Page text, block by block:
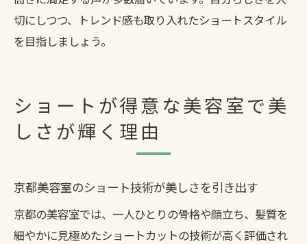
切にしつつ、トレンド感も取り入れたショートスタイル
を目指しましょう。
ショートが得意な美容室で美
しさが輝く理由
京都美容室のショート技術が美しさを引き出す
京都の美容室では、一人ひとりの骨格や顔立ち、髪質を
細やかに見極めたショートカットの技術が高く評価され